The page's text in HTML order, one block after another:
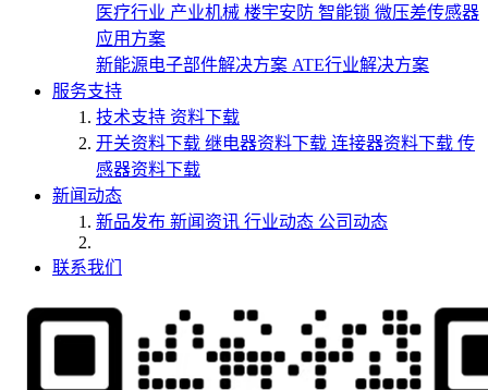
医疗行业 产业机械 楼宇安防 智能锁 微压差传感器
应用方案
新能源电子部件解决方案 ATE行业解决方案
服务支持
技术支持 资料下载
开关资料下载 继电器资料下载 连接器资料下载 传
感器资料下载
新闻动态
新品发布 新闻资讯 行业动态 公司动态
联系我们